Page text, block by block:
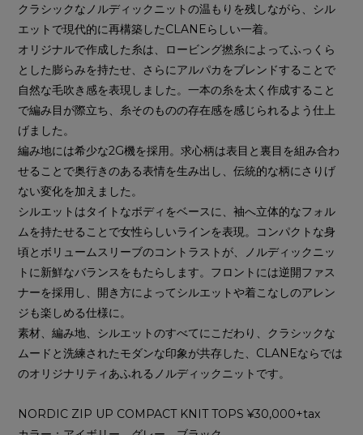
クラシックなノルディックニットの温もりを残しながら、シル
エットで現代的に再構築したCLANEらしい一着。
オリジナルで作成した糸は、ロービング撚糸によってふっくら
とした膨らみを持たせ、さらにアルパカをブレンドすることで
自然な毛吹き感を表現しました。一本の糸を太く作成すること
で編み目が際立ち、糸そのものの存在感を感じられるよう仕上
げました。
編み地には希少な2G機を採用。求心柄は表目と裏目を組み合わ
せることで奥行きのある表情を生み出し、伝統的な柄にさりげ
ない変化を加えました。
シルエットはタイトなボディをベースに、袖へ立体的なフォル
ムを持たせることで女性らしいラインを表現。コンパクトな身
頃とボリュームスリーブのコントラストが、ノルディックニッ
トに新鮮なバランスをもたらします。フロントには逆開ファス
ナーを採用し、開き方によってシルエットや着こなしのアレン
ジも楽しめる仕様に。
素材、編み地、シルエットのすべてにこだわり、クラシックな
ムードと洗練されたモダンな印象が共存した、CLANEならでは
のオリジナリティあふれるノルディックニットです。
NORDIC ZIP UP COMPACT KNIT TOPS ¥30,000+tax